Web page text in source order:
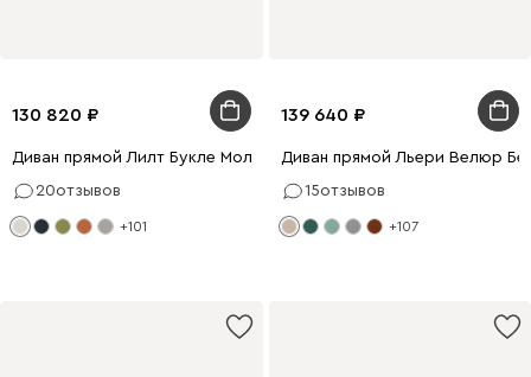
130 820
Диван прямой Лилт Букле Молочный
20отзывов
+101
139 640
Диван прямой Льери Велюр
15отзывов
+107